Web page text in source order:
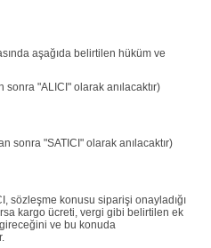
aşağıda belirtilen hüküm ve
sonra "ALICI" olarak anılacaktır)
sonra "SATICI" olarak anılacaktır)
sözleşme konusu siparişi onayladığı
kargo ücreti, vergi gibi belirtilen ek
ve bu konuda